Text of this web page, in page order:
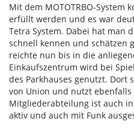
Mit dem MOTOTRBO-System
erfüllt werden und es war
Tetra System. Dabei hat man
schnell kennen und schätzen
reichte nun bis in die
Einkaufszentrum wird bei
des Parkhauses genutzt. Dort
von Union und nutzt ebenfalls
Mitgliederabteilung ist auch
aktiv und auch mit Funk